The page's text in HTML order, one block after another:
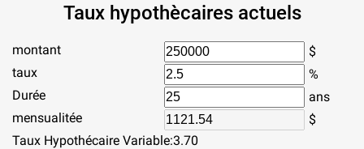
Taux hypothècaires actuels
montant
$
taux
%
Durée
ans
mensualitée
$
Taux Hypothécaire Variable:3.70